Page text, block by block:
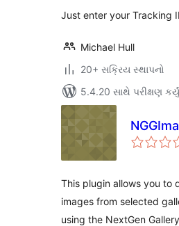
Just enter your Tracking
Michael Hull
20+ સક્રિય સ્થાપનો
5.4.20 સાથે પરીક્ષણ
This plugin allows you to
images from selected
using the NextGen